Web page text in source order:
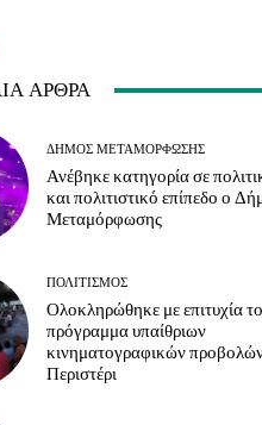
ΆΡΘΡΑ
ΔΉΜΟΣ ΜΕΤΑΜΌΡΦΩΣΗΣ
Ανέβηκε κατηγορία σε
και πολιτιστικό επίπεδο ο
Μεταμόρφωσης
ΠΟΛΙΤΙΣΜΌΣ
Ολοκληρώθηκε με επιτυχία το
πρόγραμμα υπαίθριων
κινηματογραφικών
Περιστέρι